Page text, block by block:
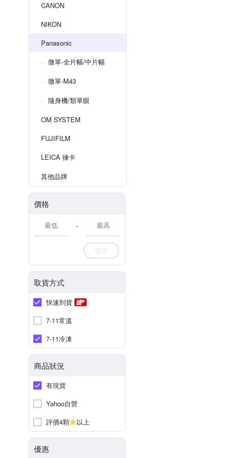
CANON
NIKON
Panasonic
微單-全片幅/中片幅
微單-M43
隨身機/類單眼
OM SYSTEM
FUJIFILM
LEICA 徠卡
其他品牌
價格
-
確定
取貨方式
快速到貨
7-11常溫
7-11冷凍
商品狀況
有現貨
Yahoo自營
評價4顆
以上
優惠